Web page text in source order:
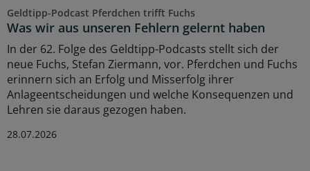
Geldtipp-Podcast Pferdchen trifft Fuchs
Was wir aus unseren Fehlern gelernt haben
In der 62. Folge des Geldtipp-Podcasts stellt sich der
neue Fuchs, Stefan Ziermann, vor. Pferdchen und Fuchs
erinnern sich an Erfolg und Misserfolg ihrer
Anlageentscheidungen und welche Konsequenzen und
Lehren sie daraus gezogen haben.
28.07.2026